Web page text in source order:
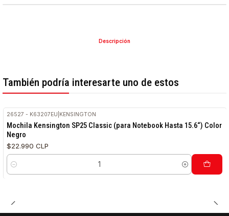
Descripción
También podría interesarte uno de estos
26527 - K63207EU KENSINGTON
Mochila Kensington SP25 Classic (para Notebook Hasta 15.6“) Color
Negro
$22.990 CLP
Cantidad